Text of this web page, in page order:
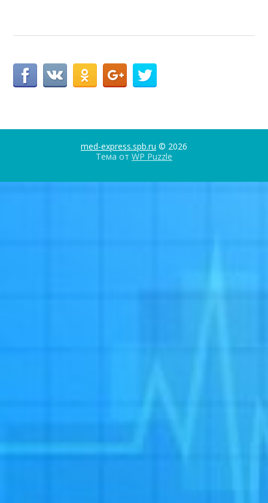
med-express.spb.ru © 2026
Тема от WP Puzzle